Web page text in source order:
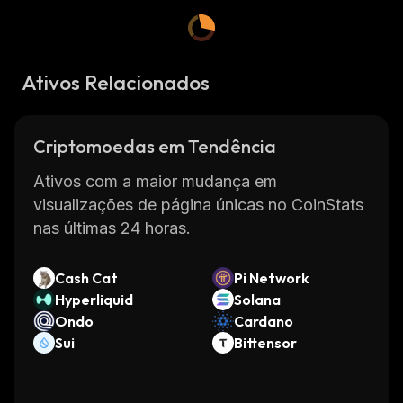
Ativos Relacionados
Criptomoedas em Tendência
Ativos com a maior mudança em
visualizações de página únicas no CoinStats
nas últimas 24 horas.
Cash Cat
Pi Network
Hyperliquid
Solana
Ondo
Cardano
Sui
Bittensor